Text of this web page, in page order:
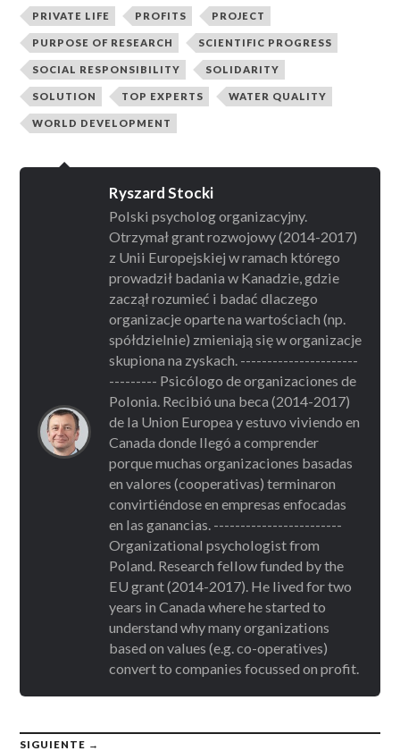
PRIVATE LIFE PROFITS PROJECT
PURPOSE OF RESEARCH SCIENTIFIC PROGRESS
SOCIAL RESPONSIBILITY SOLIDARITY
SOLUTION TOP EXPERTS WATER QUALITY
WORLD DEVELOPMENT
Ryszard Stocki
Polski psycholog organizacyjny.
Otrzymał grant rozwojowy (2014-2017)
z Unii Europejskiej w ramach którego
prowadził badania w Kanadzie, gdzie
zaczął rozumieć i badać dlaczego
organizacje oparte na wartościach (np.
spółdzielnie) zmieniają się w organizacje
skupiona na zyskach. ----------------------
--------- Psicólogo de organizaciones de
Polonia. Recibió una beca (2014-2017)
de la Union Europea y estuvo viviendo en
Canada donde llegó a comprender
porque muchas organizaciones basadas
en valores (cooperativas) terminaron
convirtiéndose en empresas enfocadas
en las ganancias. ------------------------
Organizational psychologist from
Poland. Research fellow funded by the
EU grant (2014-2017). He lived for two
years in Canada where he started to
understand why many organizations
based on values (e.g. co-operatives)
convert to companies focussed on profit.
SIGUIENTE →